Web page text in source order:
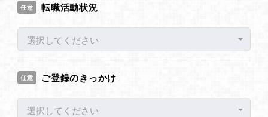
任意 転職活動状況
選択してください
任意 ご登録のきっかけ
選択してください